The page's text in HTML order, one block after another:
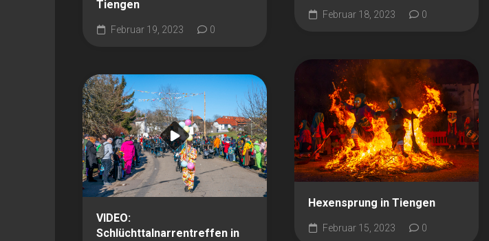
Tiengen
Februar 19, 2023 0
Februar 18, 2023 0
Hexensprung in Tiengen
Februar 15, 2023 0
VIDEO:
Schlüchttalnarrentreffen in